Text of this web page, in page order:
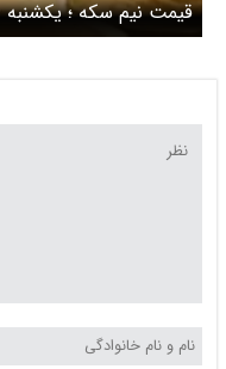
قیمت نیم سکه ؛ یکشنبه ۲۶ اسفند